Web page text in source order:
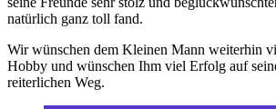
natürlich ganz toll fand.
Wir wünschen dem Kleinen Mann weiterhin
Hobby und wünschen Ihm viel Erfolg auf
reiterlichen Weg.